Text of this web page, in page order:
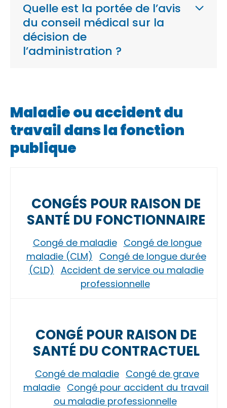
Quelle est la portée de l’avis
du conseil médical sur la
décision de
l’administration ?
Maladie ou accident du
travail dans la fonction
publique
CONGÉS POUR RAISON DE
SANTÉ DU FONCTIONNAIRE
Congé de maladie Congé de longue
maladie (CLM)
Congé de longue durée
(CLD) Accident de service ou maladie
professionnelle
CONGÉ POUR RAISON DE
SANTÉ DU CONTRACTUEL
Congé de maladie Congé de grave
maladie Congé pour accident du travail
ou maladie professionnelle